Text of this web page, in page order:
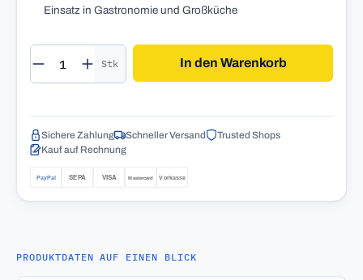
Einsatz in Gastronomie und Großküche
Produkt Anzahl: Gib den gewünschten
Stk In den Warenkorb
Sichere Zahlung Schneller Versand
Trusted Shops
Kauf auf Rechnung
PRODUKTDATEN AUF EINEN BLICK